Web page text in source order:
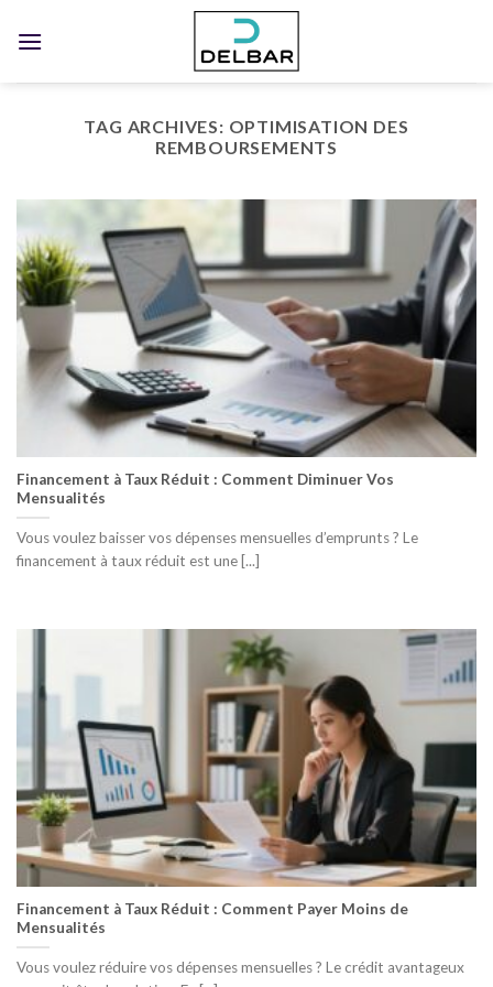
TAG ARCHIVES: OPTIMISATION DES
REMBOURSEMENTS
Financement à Taux Réduit : Comment Diminuer Vos
Mensualités
Vous voulez baisser vos dépenses mensuelles d’emprunts ? Le
financement à taux réduit est une [...]
Financement à Taux Réduit : Comment Payer Moins de
Mensualités
Vous voulez réduire vos dépenses mensuelles ? Le crédit avantageux